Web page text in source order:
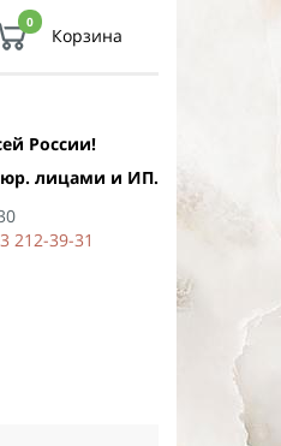
0
Корзина
России!
юр. лицами и ИП.
212-39-31